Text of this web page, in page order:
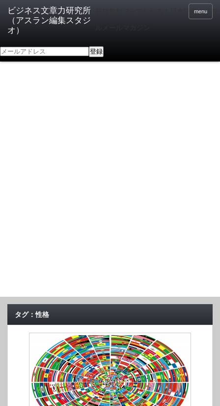
menu
登録無料 2分でわかる！日本語向上ドリ
タグ：性格